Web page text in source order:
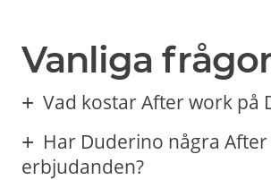
Vanliga
Vad kostar After work på
Har Duderino några
erbjudanden?